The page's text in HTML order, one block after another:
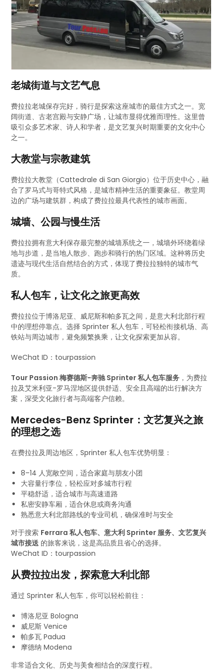
老城街道与文艺气息
费拉拉老城保存完好，骑行是探索这座城市的最佳方式之一。宽
阔街道、古老宫殿与安静广场，让城市显得优雅而理性。这里曾
吸引众多艺术家、诗人和学者，是文艺复兴时期重要的文化中心
之一。
大教堂与宗教建筑
费拉拉大教堂（Cattedrale di San Giorgio）位于历史中心，融
合了罗马式与哥特式风格，是城市精神生活的重要象征。教堂周
边的广场与建筑群，构成了费拉拉最具代表性的城市画面。
城墙、公园与慢生活
费拉拉拥有意大利保存最完整的城墙系统之一，城墙外环绕着绿
地与步道，是当地人散步、跑步和骑行的热门区域。这种将历史
遗迹与现代生活自然结合的方式，体现了费拉拉独特的城市气
质。
私人包车，让文化之旅更高效
费拉拉位于博洛尼亚、威尼斯和帕多瓦之间，是意大利北部行程
中的理想停靠点。选择 Sprinter 私人包车，可轻松衔接机场、高
铁站与周边城市，避免频繁换乘，让文化探索更加从容。
WeChat ID：tourpassion
Tour Passion 梅赛德斯-奔驰 Sprinter 私人包车服务 ，为费拉
拉及艾米利亚-罗马涅地区提供舒适、安全且高端的出行解决方
案，深受文化旅行者与高端客户信赖。
Mercedes-Benz Sprinter：文艺复兴之旅
的理想之选
在费拉拉及周边地区，Sprinter 私人包车优势明显：
8–14 人宽敞空间，适合家庭与朋友小团
大容量行李位，轻松应对多城市行程
平稳舒适，适合城市与高速道路
私密安静车厢，适合休息或商务沟通
熟悉意大利北部路线的专业司机，确保准时与安全
对于搜索 Ferrara 私人包车、意大利 Sprinter 服务、文艺复兴
城市接送 的旅客来说，这是高品质且省心的选择。
WeChat ID：tourpassion
从费拉拉出发，探索意大利北部
通过 Sprinter 私人包车，你可以轻松前往：
博洛尼亚 Bologna
威尼斯 Venice
帕多瓦 Padua
摩德纳 Modena
非常适合文化、历史与美食相结合的深度行程。